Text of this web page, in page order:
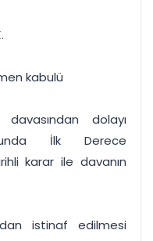
hepsi bir arada.
kabulü
dolayı
İlk Derece
karar ile davanın
istinaf edilmesi